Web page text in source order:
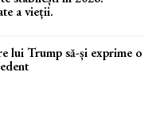
a vieții.
lui Trump să-și exprime o